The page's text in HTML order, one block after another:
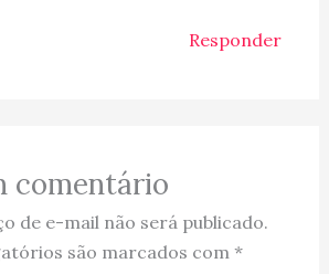
Responder
comentário
de e-mail não será publicado.
são marcados com *